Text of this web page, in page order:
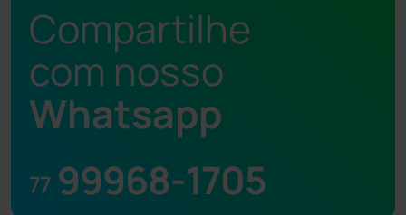
Compartilhe
com nosso
Whatsapp
77 99968-1705